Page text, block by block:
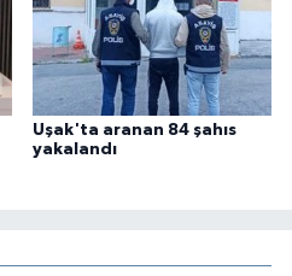
Uşak'ta aranan 84 şahıs
yakalandı